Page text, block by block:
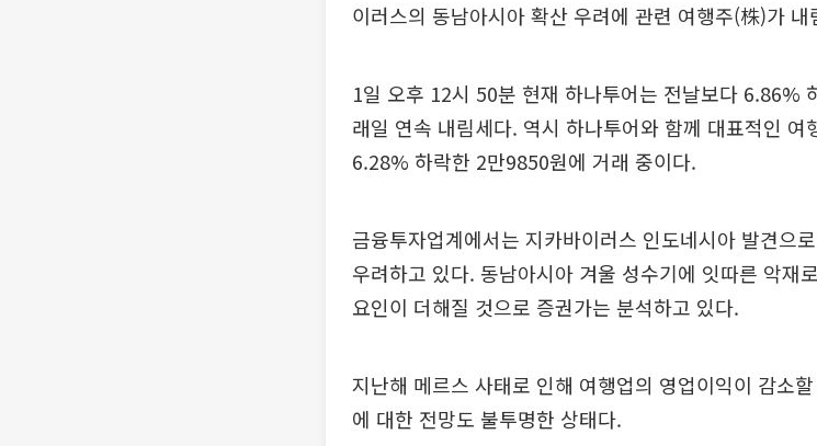
이러스의 동남아시아 확산 우려에 관련 여행주(株)가 내
1일 오후 12시 50분 현재 하나투어는 전날보다 6.86%
래일 연속 내림세다. 역시 하나투어와 함께 대표적인
6.28% 하락한 2만9850원에 거래 중이다.
금융투자업계에서는 지카바이러스 인도네시아 발견으
우려하고 있다. 동남아시아 겨울 성수기에 잇따른 악재
요인이 더해질 것으로 증권가는 분석하고 있다.
지난해 메르스 사태로 인해 여행업의 영업이익이 감소
에 대한 전망도 불투명한 상태다.